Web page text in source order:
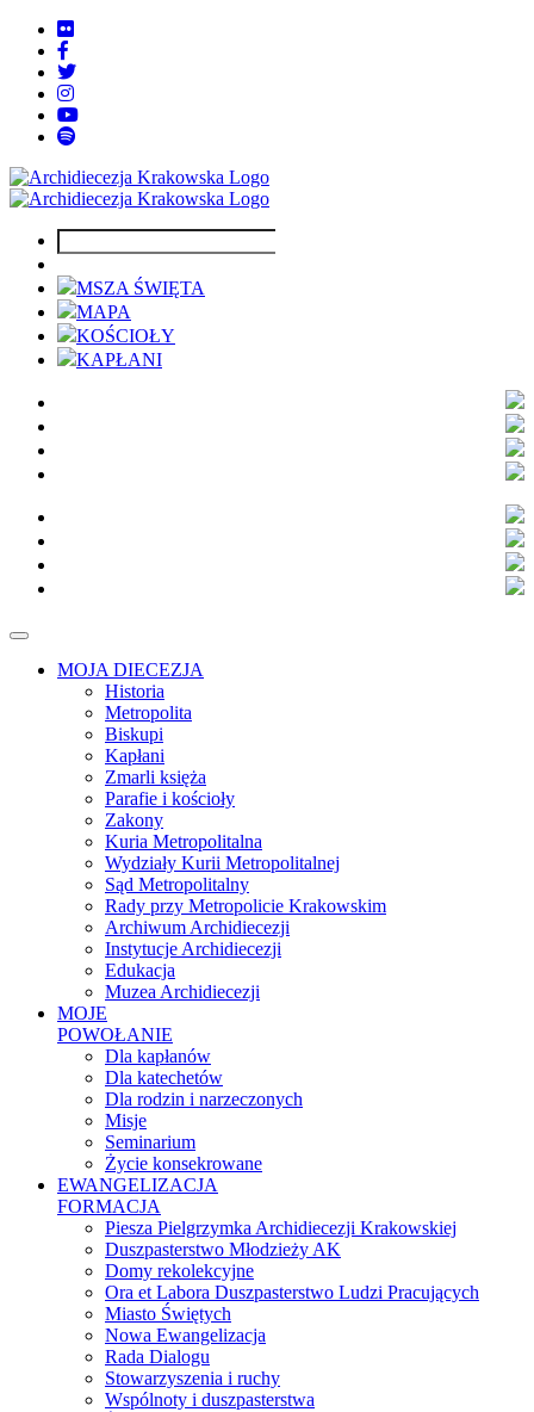
MSZA ŚWIĘTA
MAPA
KOŚCIOŁY
KAPŁANI
MOJA DIECEZJA
Historia
Metropolita
Biskupi
Kapłani
Zmarli księża
Parafie i kościoły
Zakony
Kuria Metropolitalna
Wydziały Kurii Metropolitalnej
Sąd Metropolitalny
Rady przy Metropolicie Krakowskim
Archiwum Archidiecezji
Instytucje Archidiecezji
Edukacja
Muzea Archidiecezji
MOJE
POWOŁANIE
Dla kapłanów
Dla katechetów
Dla rodzin i narzeczonych
Misje
Seminarium
Życie konsekrowane
EWANGELIZACJA
FORMACJA
Piesza Pielgrzymka Archidiecezji Krakowskiej
Duszpasterstwo Młodzieży AK
Domy rekolekcyjne
Ora et Labora Duszpasterstwo Ludzi Pracujących
Miasto Świętych
Nowa Ewangelizacja
Rada Dialogu
Stowarzyszenia i ruchy
Wspólnoty i duszpasterstwa